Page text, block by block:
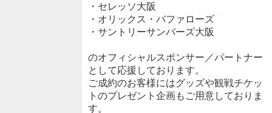
・セレッソ大阪
・オリックス・バファローズ
・サントリーサンバーズ大阪
のオフィシャルスポンサー／パートナー
として応援しております。
ご成約のお客様にはグッズや観戦チケッ
トのプレゼント企画もご用意しておりま
す。